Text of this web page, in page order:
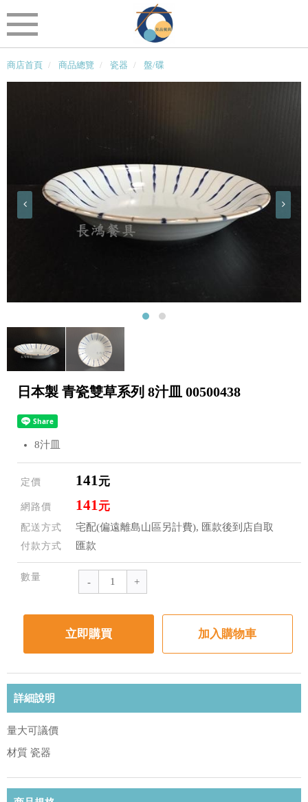
商店首頁 商品總覽 瓷器 盤/碟
日本製 青瓷雙草系列 8汁皿 00500438
8汁皿
定價 141元
網路價 141元
配送方式 宅配(偏遠離島山區另計費), 匯款後到店自取
付款方式 匯款
數量
立即購買 加入購物車
詳細說明
量大可議價
材質 瓷器